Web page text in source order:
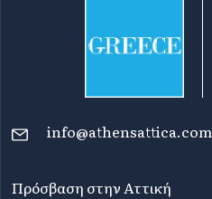
info@athensattica.com
Πρόσβαση στην Αττική